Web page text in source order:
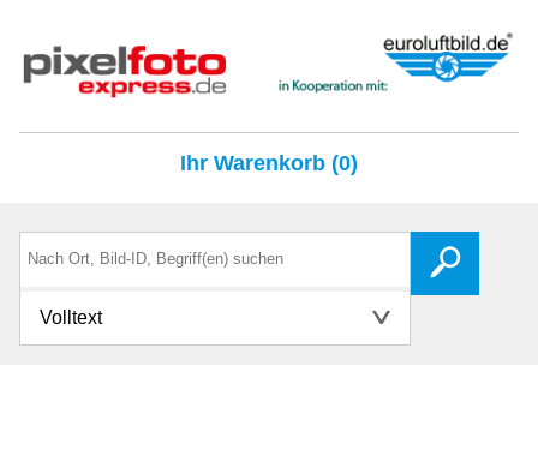
Ihr Warenkorb (0)
Volltext